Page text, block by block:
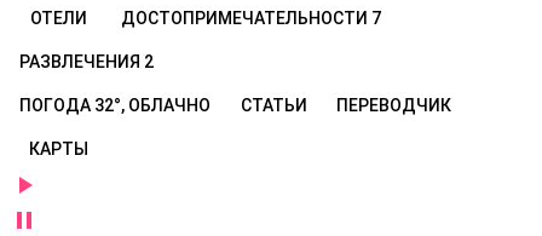
ОТЕЛИ ДОСТОПРИМЕЧАТЕЛЬНОСТИ 7
РАЗВЛЕЧЕНИЯ 2
ПОГОДА 32°, ОБЛАЧНО СТАТЬИ ПЕРЕВОДЧИК
КАРТЫ

